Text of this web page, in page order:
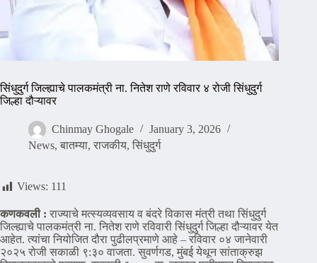
सिंधुदुर्ग जिल्ह्याचे पालकमंत्री ना. नितेश राणे रविवार ४ रोजी सिंधुदुर्ग
जिल्हा दौऱ्यावर
Chinmay Ghogale
January 3, 2026
News, बातम्या, राजकीय, सिंधुदुर्ग
Views: 111
कणकवली : राज्याचे मत्स्यव्यवसाय व बंदरे विकास मंत्री तथा सिंधुदुर्ग
जिल्ह्याचे पालकमंत्री ना. नितेश राणे रविवारी सिंधुदुर्ग जिल्हा दौऱ्यावर येत
आहेत. त्यांचा नियोजित दौरा पुढीलप्रमाणे आहे – रविवार ०४ जानेवारी
२०२५ रोजी सकाळी ९:३० वाजता. सुवर्णगड, मुंबई येथून सांताक्रुझ